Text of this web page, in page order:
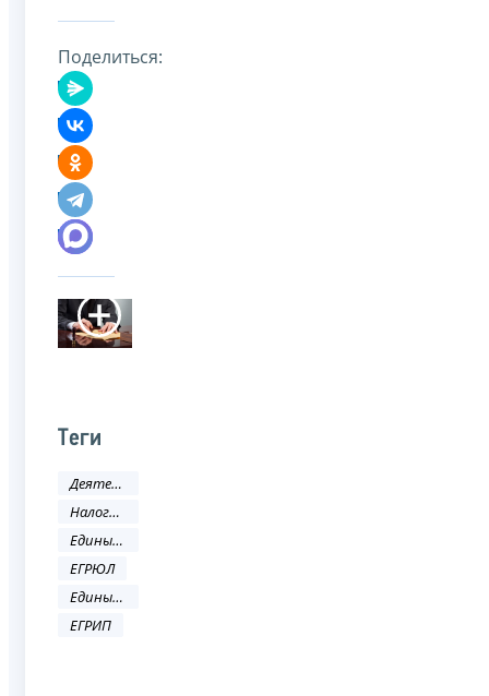
Поделиться:
Теги
Деятельность ФНС
Налоговое законодательство
Единый государственный реестр юридических лиц
ЕГРЮЛ
Единый государственный реестр индивидуальных предпринимателей
ЕГРИП